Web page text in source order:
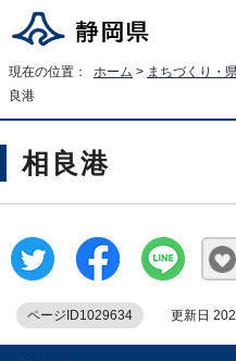
現在の位置： ホーム > まちづくり・
良港
相良港
ページID1029634 更新日